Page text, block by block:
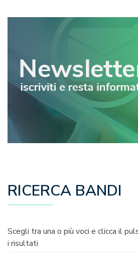
RICERCA BANDI
Scegli tra una o più voci e clicca il
i risultati